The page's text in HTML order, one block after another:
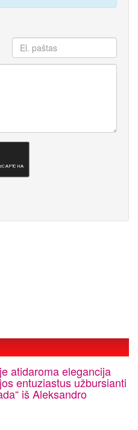
atidaroma elegancija
entuziastus užbursianti
iš Aleksandro